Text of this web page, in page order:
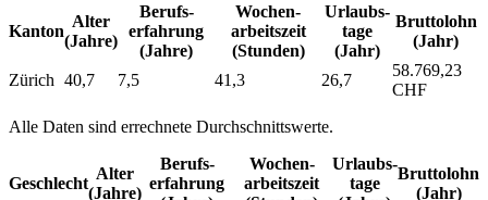
Kanton
Alter
(Jahre)
Berufs­
erfahrung
(Jahre)
Wochen­
arbeitszeit
(Stunden)
Urlaubs­
tage
(Jahr)
Bruttolohn
(Jahr)
Zürich 40,7 7,5 41,3 26,7
58.769,23
CHF
Alle Daten sind errechnete Durchschnittswerte.
Geschlecht
Alter
(Jahre)
Berufs­
erfahrung
Wochen­
arbeitszeit
Urlaubs­
tage
Bruttolohn
(Jahr)